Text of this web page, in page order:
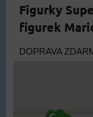
Figurky
figurek
DOPRAVA